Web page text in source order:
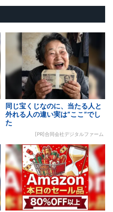
同じ宝くじなのに、当たる人と
外れる人の違い実は“ここ”でし
た
[PR]合同会社デジタルファーム